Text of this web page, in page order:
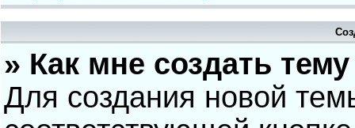
» Как мне создать
Для создания новой